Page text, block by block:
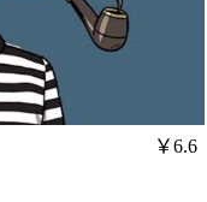
￥6.6